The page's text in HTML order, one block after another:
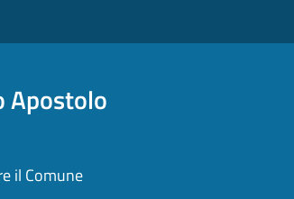
Apostolo
il Comune